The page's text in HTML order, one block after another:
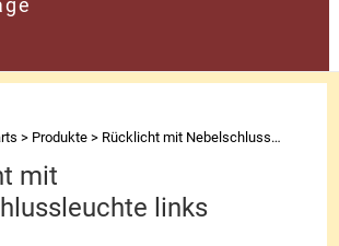
> Produkte > Rücklicht mit Nebelschlussleuchte links
mit
links